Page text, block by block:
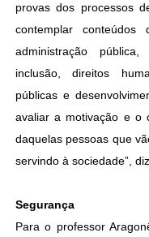
provas dos processos
contemplar
administração
inclusão, direitos
públicas e
avaliar a motivação e o
daquelas pessoas que
servindo à sociedade”,
Segurança
Para o professor